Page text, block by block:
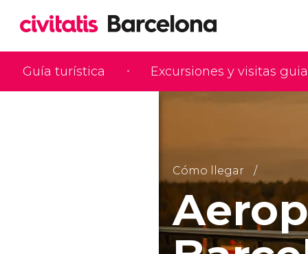
Guía turística Excursiones y visitas
Cómo llegar